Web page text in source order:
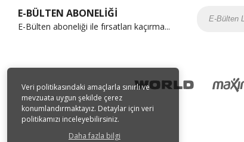
Veri politikasındaki amaçlarla sınırlı ve
mevzuata uygun şekilde çerez
konumlandırmaktayız. Detaylar için veri
politikamızı inceleyebilirsiniz.
Daha fazla bilgi
E-BÜLTEN ABONELİĞİ
E-Bülten aboneliği ile fırsatları kaçırma...